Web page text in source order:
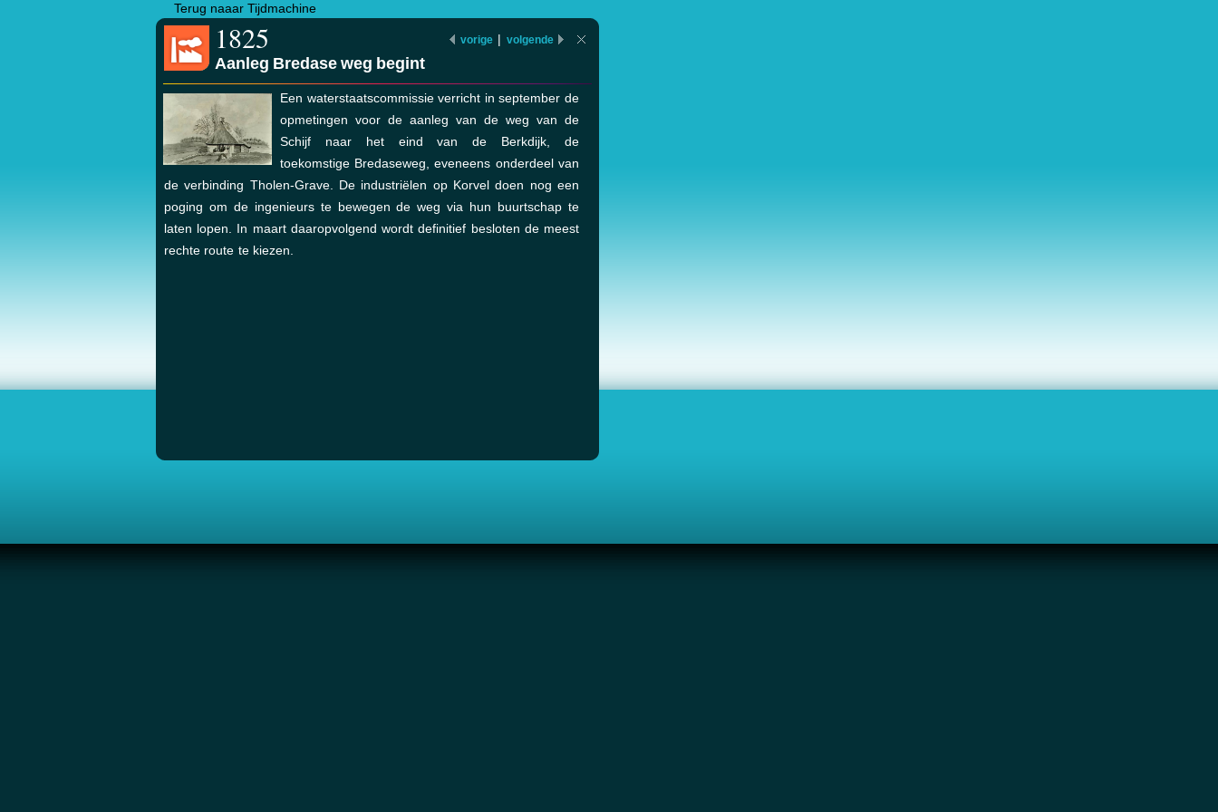
Terug naaar Tijdmachine
vorige | volgende
1825
Aanleg Bredase weg begint
Een waterstaatscommissie verricht in september de
opmetingen voor de aanleg van de weg van de
Schijf naar het eind van de Berkdijk, de
toekomstige Bredaseweg, eveneens onderdeel van
de verbinding Tholen-Grave. De industriëlen op Korvel doen nog een
poging om de ingenieurs te bewegen de weg via hun buurtschap te
laten lopen. In maart daaropvolgend wordt definitief besloten de meest
rechte route te kiezen.